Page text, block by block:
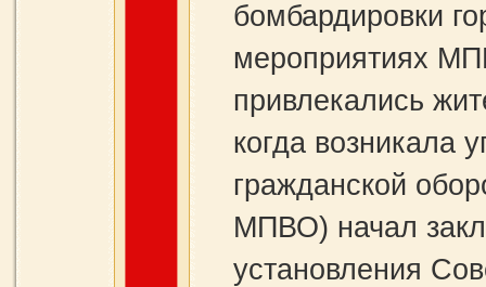
бомбардировки
мероприятиях
привлекались
когда возникала
гражданской
МПВО) начал
установления